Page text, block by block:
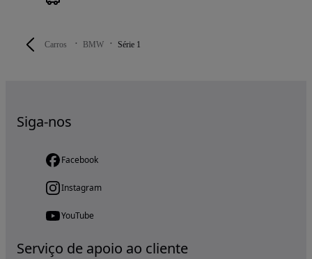
Carros BMW Série 1
Siga-nos
Facebook
Instagram
YouTube
Serviço de apoio ao cliente